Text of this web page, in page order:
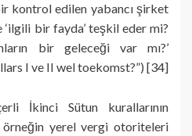
kontrol edilen yabancı şirket
bir fayda’ teşkil eder mi?
bir geleceği var mı?’
I ve II wel toekomst?”) [34]
İkinci Sütun kurallarının
örneğin yerel vergi otoriteleri